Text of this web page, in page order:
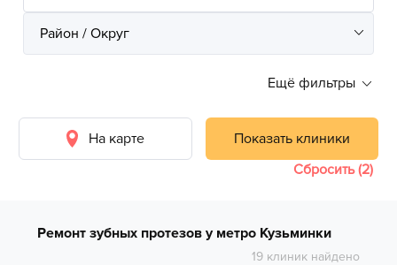
Ещё фильтры
На карте
Показать клиники
Сбросить (2)
Ремонт зубных протезов у метро Кузьминки
19 клиник найдено